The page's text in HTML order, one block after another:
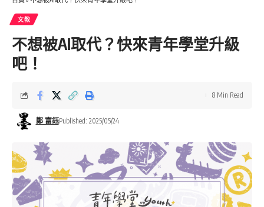
文教
不想被AI取代？快來青年學堂升級
吧！
鄭 富鈺Published: 2025/05/24
8 Min Read